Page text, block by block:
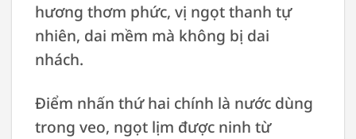
hương thơm phức, vị ngọt thanh tự
nhiên, dai mềm mà không bị dai
nhách.
Điểm nhấn thứ hai chính là nước dùng
trong veo, ngọt lịm được ninh từ